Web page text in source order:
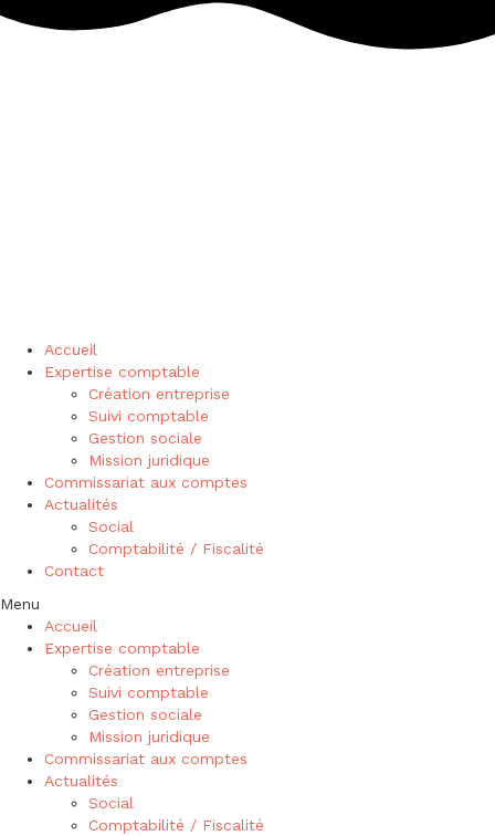
Accueil
Expertise comptable
Création entreprise
Suivi comptable
Gestion sociale
Mission juridique
Commissariat aux comptes
Actualités
Social
Comptabilité / Fiscalité
Contact
Menu
Accueil
Expertise comptable
Création entreprise
Suivi comptable
Gestion sociale
Mission juridique
Commissariat aux comptes
Actualités
Social
Comptabilité / Fiscalité